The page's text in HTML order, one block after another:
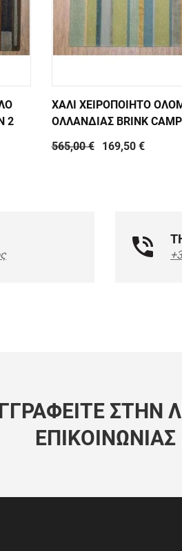
2
ΧΑΛΙ ΧΕΙΡΟΠΟΙΗΤΟ
ΟΛΛΑΝΔΙΑΣ BRINK
565,00 €
169,50 €
ΣΤΗΝ
ΕΠΙΚΟΙΝΩΝΊΑΣ